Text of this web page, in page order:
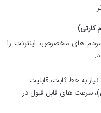
های مخصوص، اینترنت را
به خط ثابت، قابلیت
سرعت های قابل قبول در